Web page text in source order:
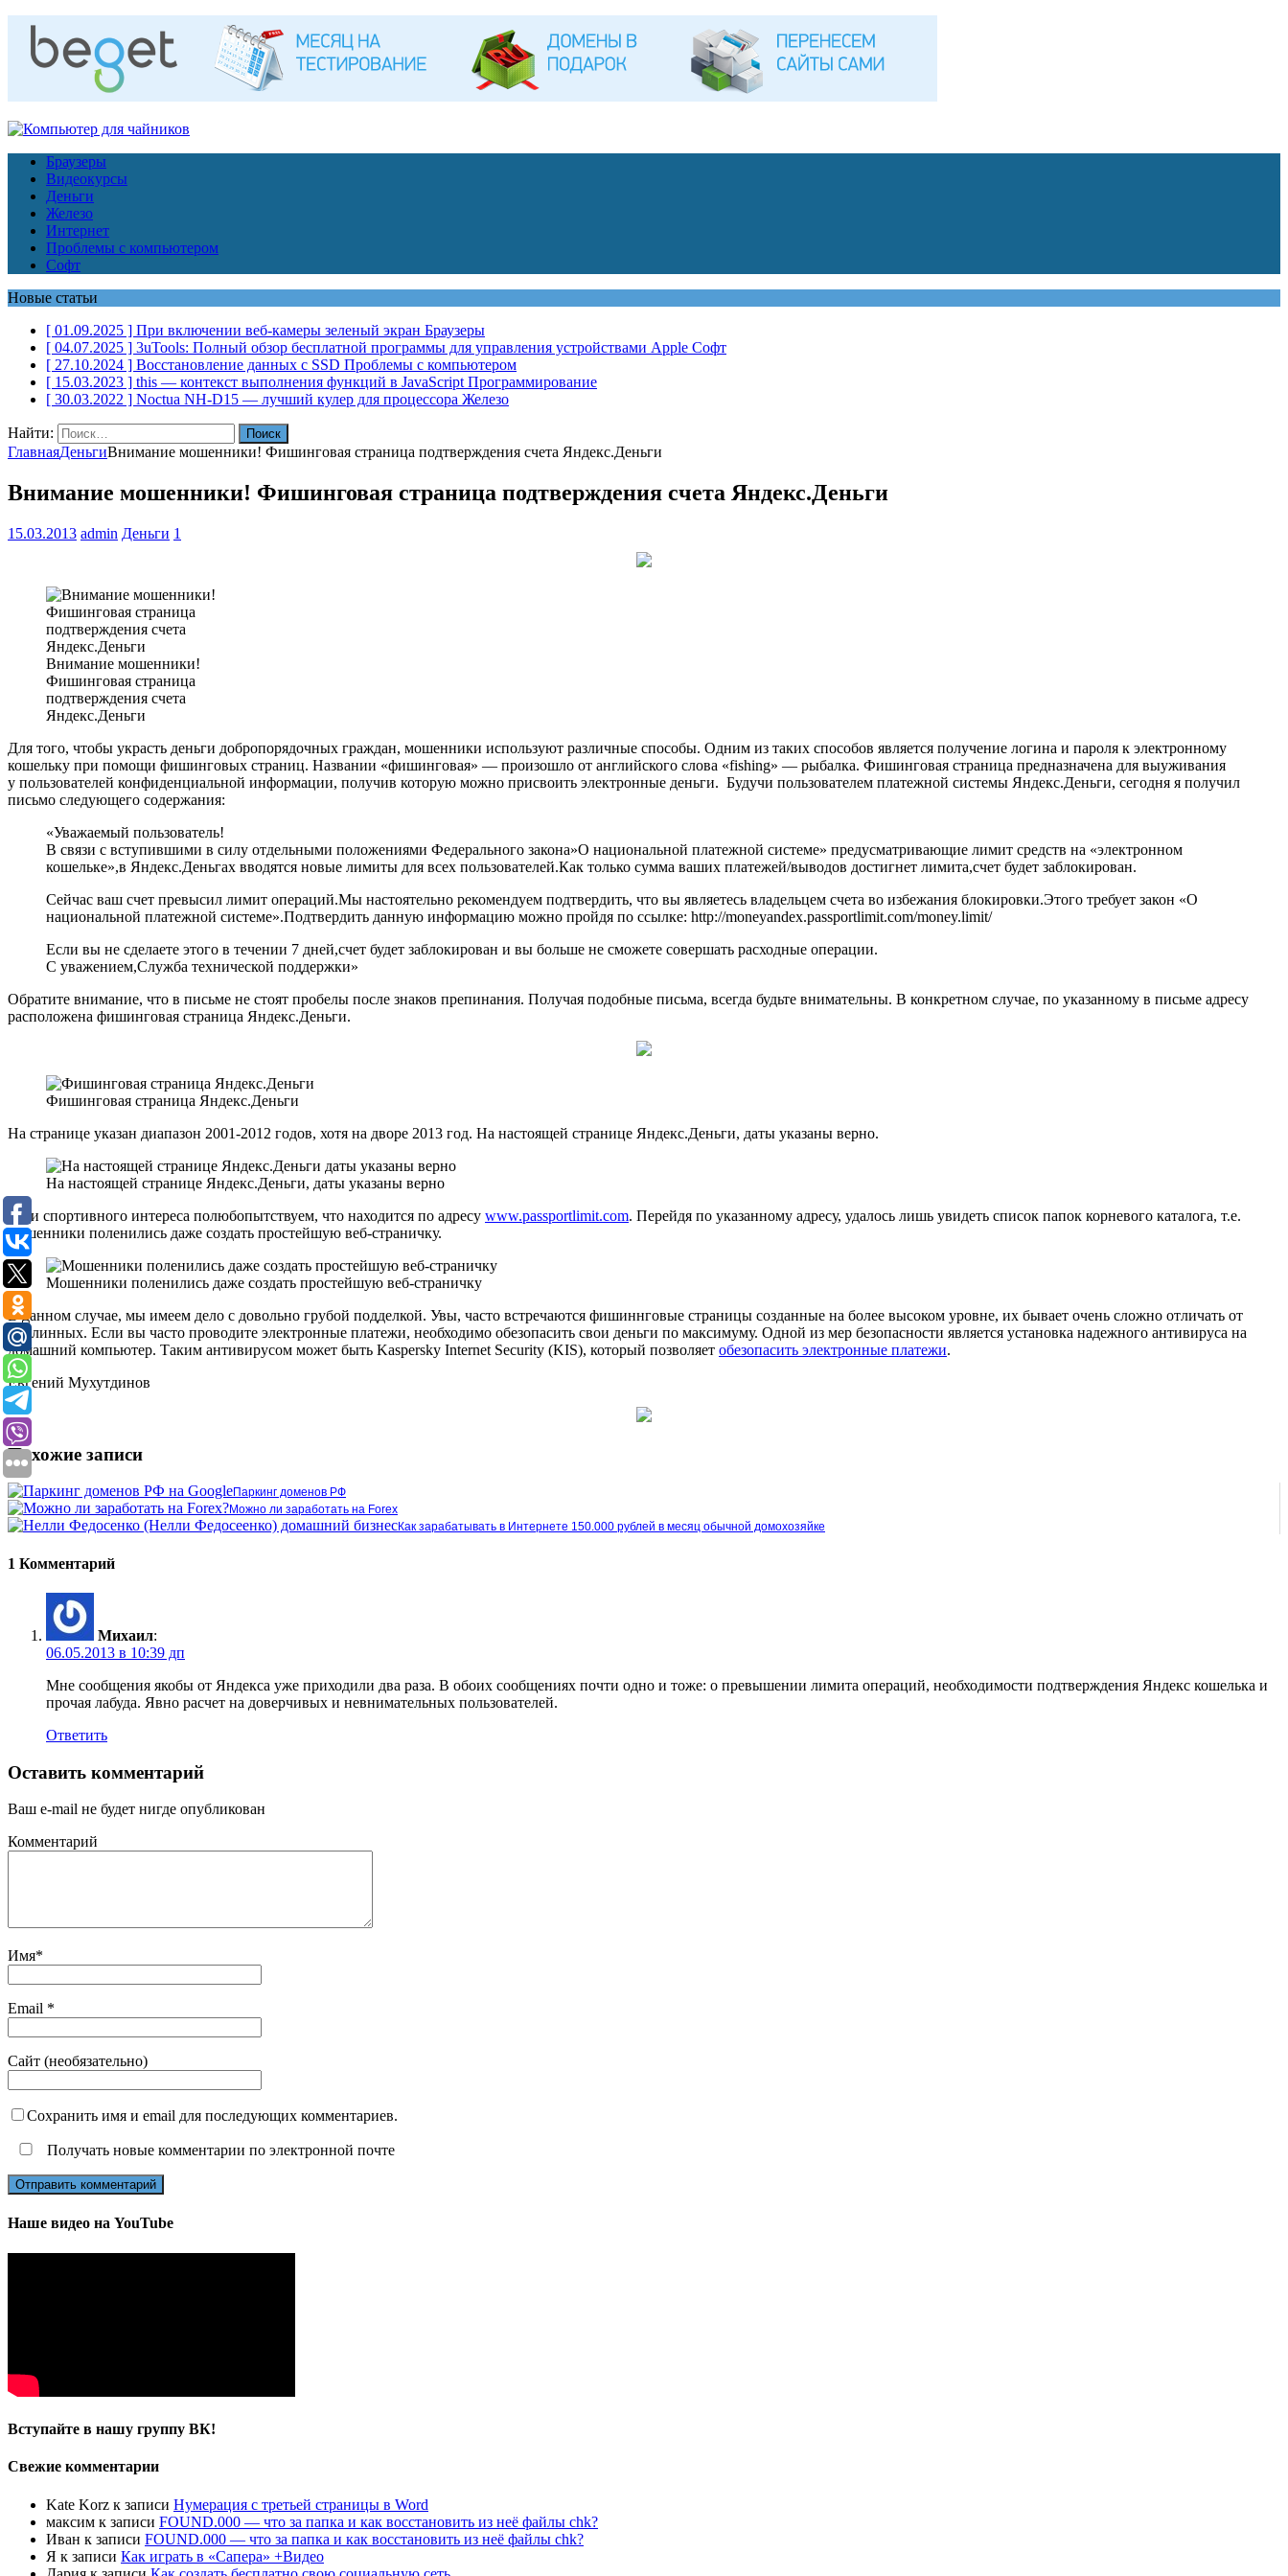
Браузеры
Видеокурсы
Деньги
Железо
Интернет
Проблемы с компьютером
Софт
Новые статьи
[ 01.09.2025 ] При включении веб-камеры зеленый экран Браузеры
[ 04.07.2025 ] 3uTools: Полный обзор бесплатной программы для управления устройствами Apple Софт
[ 27.10.2024 ] Восстановление данных с SSD Проблемы с компьютером
[ 15.03.2023 ] this — контекст выполнения функций в JavaScript Программирование
[ 30.03.2022 ] Noctua NH-D15 — лучший кулер для процессора Железо
Найти:
ГлавнаяДеньгиВнимание мошенники! Фишинговая страница подтверждения счета Яндекс.Деньги
Внимание мошенники! Фишинговая страница подтверждения счета Яндекс.Деньги
15.03.2013 admin Деньги 1
Внимание мошенники!
Фишинговая страница
подтверждения счета
Яндекс.Деньги
Для того, чтобы украсть деньги добропорядочных граждан, мошенники используют различные способы. Одним из таких способов является получение логина и пароля к электронному
кошельку при помощи фишинговых страниц. Названии «фишинговая» — произошло от английского слова «fishing» — рыбалка. Фишинговая страница предназначена для выуживания
у пользователей конфиденциальной информации, получив которую можно присвоить электронные деньги. Будучи пользователем платежной системы Яндекс.Деньги, сегодня я получил
письмо следующего содержания:
«Уважаемый пользователь!
В связи с вступившими в силу отдельными положениями Федерального закона»О национальной платежной системе» предусматривающие лимит средств на «электронном
кошельке»,в Яндекс.Деньгах вводятся новые лимиты для всех пользователей.Как только сумма ваших платежей/выводов достигнет лимита,счет будет заблокирован.
Сейчас ваш счет превысил лимит операций.Мы настоятельно рекомендуем подтвердить, что вы являетесь владельцем счета во избежания блокировки.Этого требует закон «О
национальной платежной системе».Подтвердить данную информацию можно пройдя по ссылке: http://moneyandex.passportlimit.com/money.limit/
Если вы не сделаете этого в течении 7 дней,счет будет заблокирован и вы больше не сможете совершать расходные операции.
С уважением,Служба технической поддержки»
Обратите внимание, что в письме не стоят пробелы после знаков препинания. Получая подобные письма, всегда будьте внимательны. В конкретном случае, по указанному в письме адресу
расположена фишинговая страница Яндекс.Деньги.
Фишинговая страница Яндекс.Деньги
На странице указан диапазон 2001-2012 годов, хотя на дворе 2013 год. На настоящей странице Яндекс.Деньги, даты указаны верно.
На настоящей странице Яндекс.Деньги, даты указаны верно
Ради спортивного интереса полюбопытствуем, что находится по адресу www.passportlimit.com. Перейдя по указанному адресу, удалось лишь увидеть список папок корневого каталога, т.е.
мошенники поленились даже создать простейшую веб-страничку.
Мошенники поленились даже создать простейшую веб-страничку
В данном случае, мы имеем дело с довольно грубой подделкой. Увы, часто встречаются фишиннговые страницы созданные на более высоком уровне, их бывает очень сложно отличать от
подлинных. Если вы часто проводите электронные платежи, необходимо обезопасить свои деньги по максимуму. Одной из мер безопасности является установка надежного антивируса на
домашний компьютер. Таким антивирусом может быть Kaspersky Internet Security (KIS), который позволяет обезопасить электронные платежи.
Евгений Мухутдинов
Похожие записи
Паркинг доменов РФ
Можно ли заработать на Forex
Как зарабатывать в Интернете 150.000 рублей в месяц обычной домохозяйке
1 Комментарий
Михаил:
06.05.2013 в 10:39 дп
Мне сообщения якобы от Яндекса уже приходили два раза. В обоих сообщениях почти одно и тоже: о превышении лимита операций, необходимости подтверждения Яндекс кошелька и
прочая лабуда. Явно расчет на доверчивых и невнимательных пользователей.
Ответить
Оставить комментарий
Ваш e-mail не будет нигде опубликован
Комментарий
Имя*
Email *
Сайт (необязательно)
Сохранить имя и email для последующих комментариев.
Получать новые комментарии по электронной почте
Наше видео на YouTube
Вступайте в нашу группу ВК!
Свежие комментарии
Kate Korz к записи Нумерация с третьей страницы в Word
максим к записи FOUND.000 — что за папка и как восстановить из неё файлы chk?
Иван к записи FOUND.000 — что за папка и как восстановить из неё файлы chk?
Я к записи Как играть в «Сапера» +Видео